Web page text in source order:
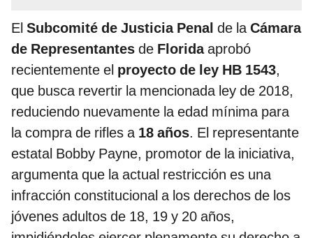
El Subcomité de Justicia Penal de laCámara
de Representantes de Floridaaprobó
recientemente el proyecto de ley HB 1543,
que busca revertir la mencionada ley de 2018,
reduciendo nuevamente la edad mínima para
la compra de rifles a 18 años. El representante
estatal Bobby Payne, promotor de la iniciativa,
argumenta que la actual restricción es una
infracción constitucional a los derechos de los
jóvenes adultos de 18, 19 y 20 años,